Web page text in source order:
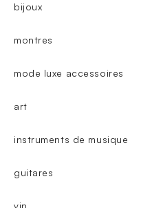
bijoux
montres
mode luxe accessoires
art
instruments de musique
guitares
vin